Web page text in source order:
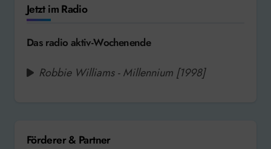
Jetzt im Radio
Das radio aktiv-Wochenende
Robbie Williams - Millennium [1998]
Förderer & Partner